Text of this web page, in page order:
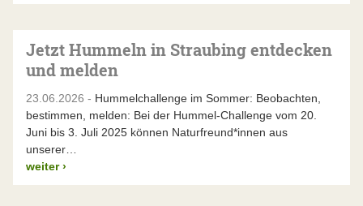
Jetzt Hummeln in Straubing entdecken
und melden
23.06.2026 - Hummelchallenge im Sommer: Beobachten,
bestimmen, melden: Bei der Hummel-Challenge vom 20.
Juni bis 3. Juli 2025 können Naturfreund*innen aus
unserer…
weiter ›